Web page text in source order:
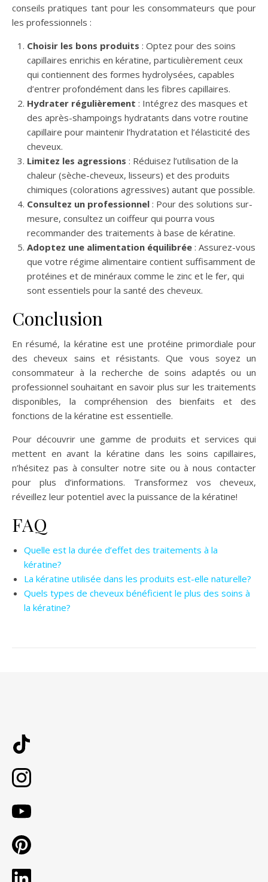
conseils pratiques tant pour les consommateurs que pour
les professionnels :
Choisir les bons produits : Optez pour des soins
capillaires enrichis en kératine, particulièrement ceux
qui contiennent des formes hydrolysées, capables
d’entrer profondément dans les fibres capillaires.
Hydrater régulièrement : Intégrez des masques et
des après-shampoings hydratants dans votre routine
capillaire pour maintenir l’hydratation et l’élasticité des
cheveux.
Limitez les agressions : Réduisez l’utilisation de la
chaleur (sèche-cheveux, lisseurs) et des produits
chimiques (colorations agressives) autant que possible.
Consultez un professionnel : Pour des solutions sur-
mesure, consultez un coiffeur qui pourra vous
recommander des traitements à base de kératine.
Adoptez une alimentation équilibrée : Assurez-vous
que votre régime alimentaire contient suffisamment de
protéines et de minéraux comme le zinc et le fer, qui
sont essentiels pour la santé des cheveux.
Conclusion
En résumé, la kératine est une protéine primordiale pour
des cheveux sains et résistants. Que vous soyez un
consommateur à la recherche de soins adaptés ou un
professionnel souhaitant en savoir plus sur les traitements
disponibles, la compréhension des bienfaits et des
fonctions de la kératine est essentielle.
Pour découvrir une gamme de produits et services qui
mettent en avant la kératine dans les soins capillaires,
n’hésitez pas à consulter notre site ou à nous contacter
pour plus d’informations. Transformez vos cheveux,
réveillez leur potentiel avec la puissance de la kératine!
FAQ
Quelle est la durée d’effet des traitements à la
kératine?
La kératine utilisée dans les produits est-elle naturelle?
Quels types de cheveux bénéficient le plus des soins à
la kératine?